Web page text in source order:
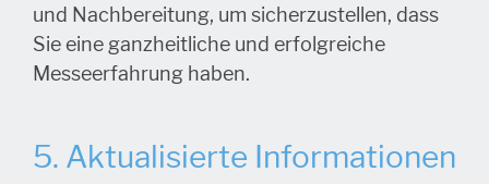
und Nachbereitung, um sicherzustellen, dass
Sie eine ganzheitliche und erfolgreiche
Messeerfahrung haben.
5. Aktualisierte Informationen